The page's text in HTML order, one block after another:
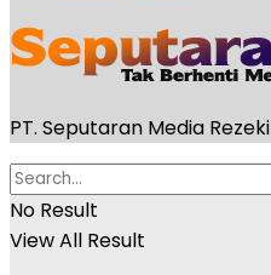
PT. Seputaran Media Rezeki
No Result
View All Result